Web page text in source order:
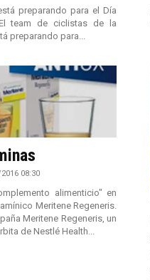
preparando para el Día
team de ciclistas de la
preparando para...
08:30
alimenticio" en
Meritene Regeneris.
Meritene Regeneris, un
de Nestlé Health...